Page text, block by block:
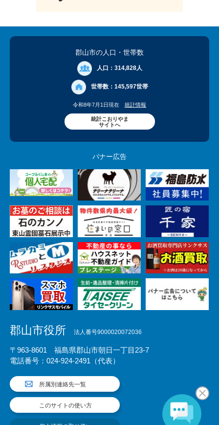
郡山市の人口 ・世帯数
人口： 314,828人
世帯数： 145,597世帯
令和8年7月1日現在 統計情報
統計こおりやま
サイトへ
バナー広告
郡山市役所 法人番号9000020072036
〒963-8601 福島県郡山市朝日一丁目23-7
電話番号：024-924-2491（代表）
所属別連絡先一覧
このサイトの使い方